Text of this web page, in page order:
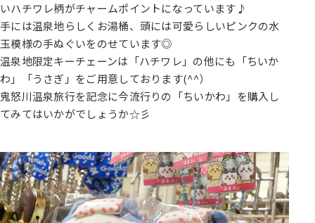
いハチワレ柄がチャームポイントになっています♪
手には温泉地らしくお湯桶、頭には可愛らしいピンクの水
玉模様の手ぬぐいをのせています◎
温泉地限定キーチェーンは「ハチワレ」の他にも「ちいか
わ」「うさぎ」をご用意しております(^^）
鬼怒川温泉旅行を記念に今流行りの「ちいかわ」を購入し
てみてはいかがでしょうか☆彡